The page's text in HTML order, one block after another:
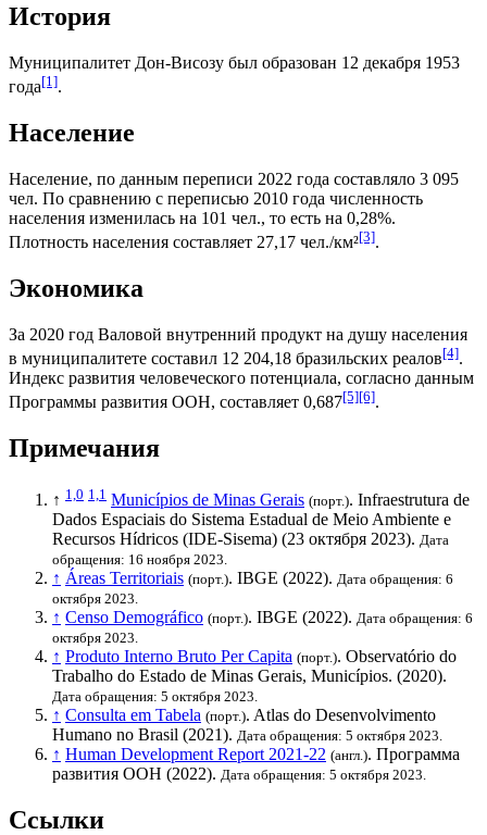
История
Муниципалитет Дон-Висозу был образован 12 декабря 1953
года[1].
Население
Население, по данным переписи 2022 года составляло 3 095
чел. По сравнению с переписью 2010 года численность
населения изменилась на 101 чел., то есть на 0,28%.
Плотность населения составляет 27,17 чел./км²[3].
Экономика
За 2020 год Валовой внутренний продукт на душу населения
в муниципалитете составил 12 204,18 бразильских реалов[4].
Индекс развития человеческого потенциала, согласно данным
Программы развития ООН, составляет 0,687[5][6].
Примечания
↑ 1,0 1,1 Municípios de Minas Gerais (порт.). Infraestrutura de
Dados Espaciais do Sistema Estadual de Meio Ambiente e
Recursos Hídricos (IDE-Sisema) (23 октября 2023). Дата
обращения: 16 ноября 2023.
↑ Áreas Territoriais (порт.). IBGE (2022). Дата обращения: 6
октября 2023.
↑ Censo Demográfico (порт.). IBGE (2022). Дата обращения: 6
октября 2023.
↑ Produto Interno Bruto Per Capita (порт.). Observatório do
Trabalho do Estado de Minas Gerais, Municípios. (2020).
Дата обращения: 5 октября 2023.
↑ Consulta em Tabela (порт.). Atlas do Desenvolvimento
Humano no Brasil (2021). Дата обращения: 5 октября 2023.
↑ Human Development Report 2021-22 (англ.). Программа
развития ООН (2022). Дата обращения: 5 октября 2023.
Ссылки